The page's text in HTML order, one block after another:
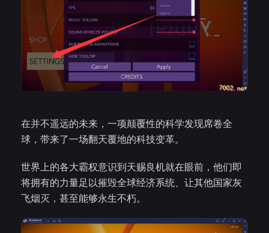
在并不遥远的未来，一项颠覆性的科学发现席卷全
球，带来了一场翻天覆地的科技变革。
世界上的各大霸权意识到天赐良机就在眼前，他们即
将拥有的力量足以摧毁全球经济系统、让其他国家灰
飞烟灭，甚至能够永生不朽。